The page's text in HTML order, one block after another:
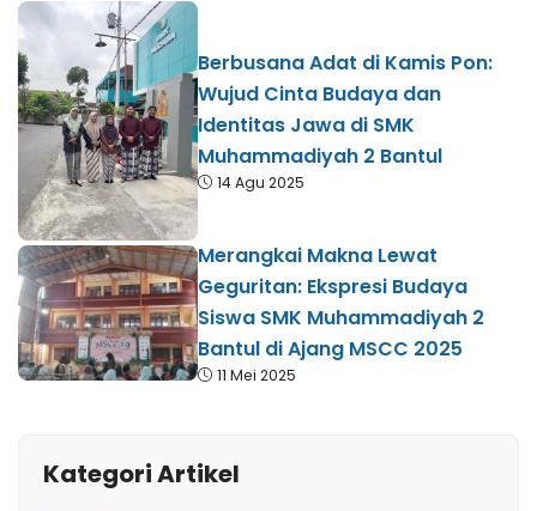
Berbusana Adat di Kamis Pon:
Wujud Cinta Budaya dan
Identitas Jawa di SMK
Muhammadiyah 2 Bantul
14 Agu 2025
Merangkai Makna Lewat
Geguritan: Ekspresi Budaya
Siswa SMK Muhammadiyah 2
Bantul di Ajang MSCC 2025
11 Mei 2025
Kategori Artikel